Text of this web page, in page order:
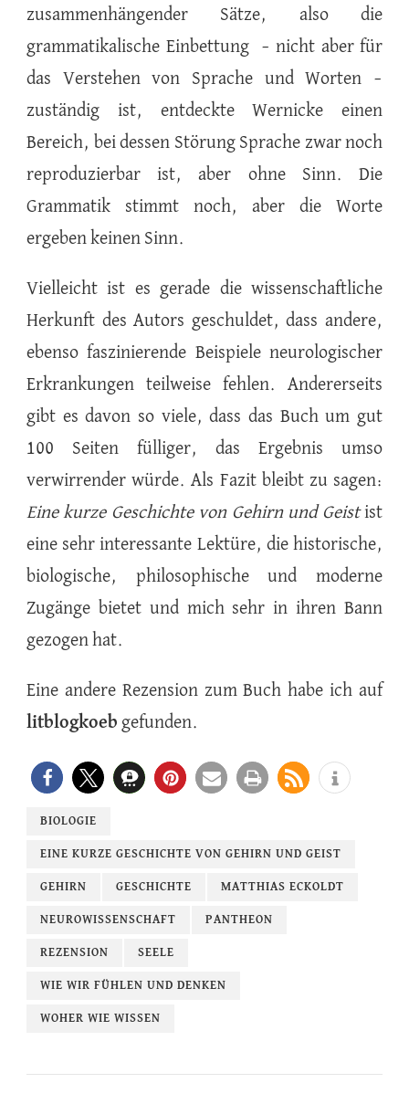
zusammenhängender Sätze, also die
grammatikalische Einbettung – nicht aber für
das Verstehen von Sprache und Worten –
zuständig ist, entdeckte Wernicke einen
Bereich, bei dessen Störung Sprache zwar noch
reproduzierbar ist, aber ohne Sinn. Die
Grammatik stimmt noch, aber die Worte
ergeben keinen Sinn.
Vielleicht ist es gerade die wissenschaftliche
Herkunft des Autors geschuldet, dass andere,
ebenso faszinierende Beispiele neurologischer
Erkrankungen teilweise fehlen. Andererseits
gibt es davon so viele, dass das Buch um gut
100 Seiten fülliger, das Ergebnis umso
verwirrender würde. Als Fazit bleibt zu sagen:
Eine kurze Geschichte von Gehirn und Geistist
eine sehr interessante Lektüre, die historische,
biologische, philosophische und moderne
Zugänge bietet und mich sehr in ihren Bann
gezogen hat.
Eine andere Rezension zum Buch habe ich auf
litblogkoeb gefunden.
BIOLOGIE
EINE KURZE GESCHICHTE VON GEHIRN UND GEIST
GEHIRN GESCHICHTE MATTHIAS ECKOLDT
NEUROWISSENSCHAFT PANTHEON
REZENSION SEELE
WIE WIR FÜHLEN UND DENKEN
WOHER WIE WISSEN